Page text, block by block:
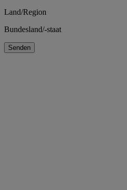
Land/Region
Bundesland/-staat
Senden